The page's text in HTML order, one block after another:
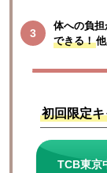
体への負担
できる！
初回限定
TCB東京